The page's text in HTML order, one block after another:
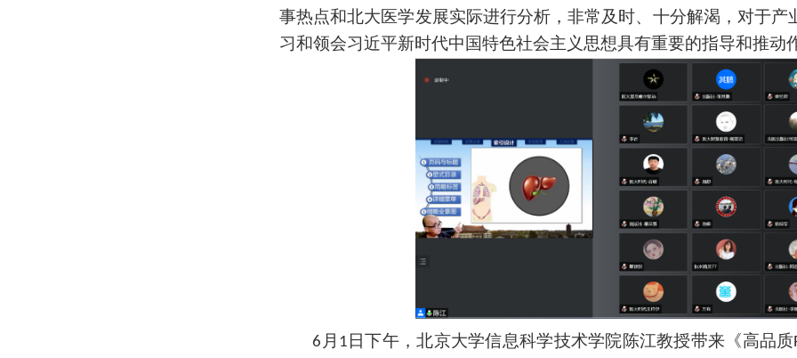
事热点和北大医学发展实际进行分析，非常及时、十分解渴，对于产
习和领会习近平新时代中国特色社会主义思想具有重要的指导和推动
6 月 1 日下午，北京大学信息科学技术学院陈江教授带来《高品质